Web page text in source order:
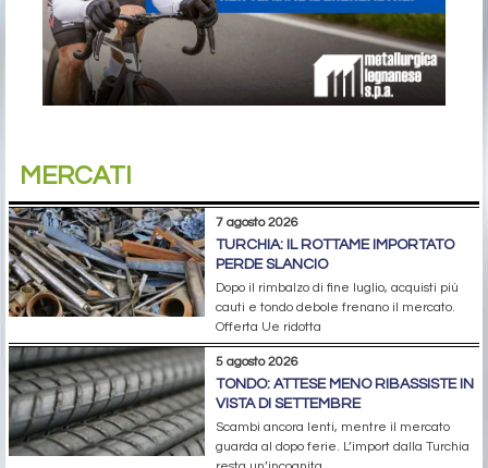
MERCATI
7 agosto 2026
TURCHIA: IL ROTTAME IMPORTATO
PERDE SLANCIO
Dopo il rimbalzo di fine luglio, acquisti più
cauti e tondo debole frenano il mercato.
Offerta Ue ridotta
5 agosto 2026
TONDO: ATTESE MENO RIBASSISTE IN
VISTA DI SETTEMBRE
Scambi ancora lenti, mentre il mercato
guarda al dopo ferie. L’import dalla Turchia